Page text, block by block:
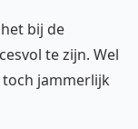
bij de
te zijn. Wel
jammerlijk